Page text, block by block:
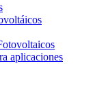
aplicaciones